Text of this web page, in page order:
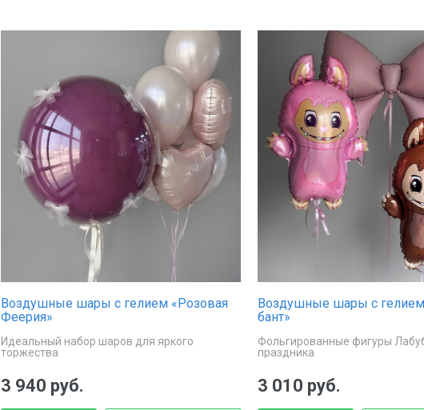
Воздушные шары с гелием «Розовая
Феерия»
Идеальный набор шаров для яркого
торжества
3 940 руб.
Воздушные шары с
бант»
Фольгированные фигуры
праздника
3 010 руб.